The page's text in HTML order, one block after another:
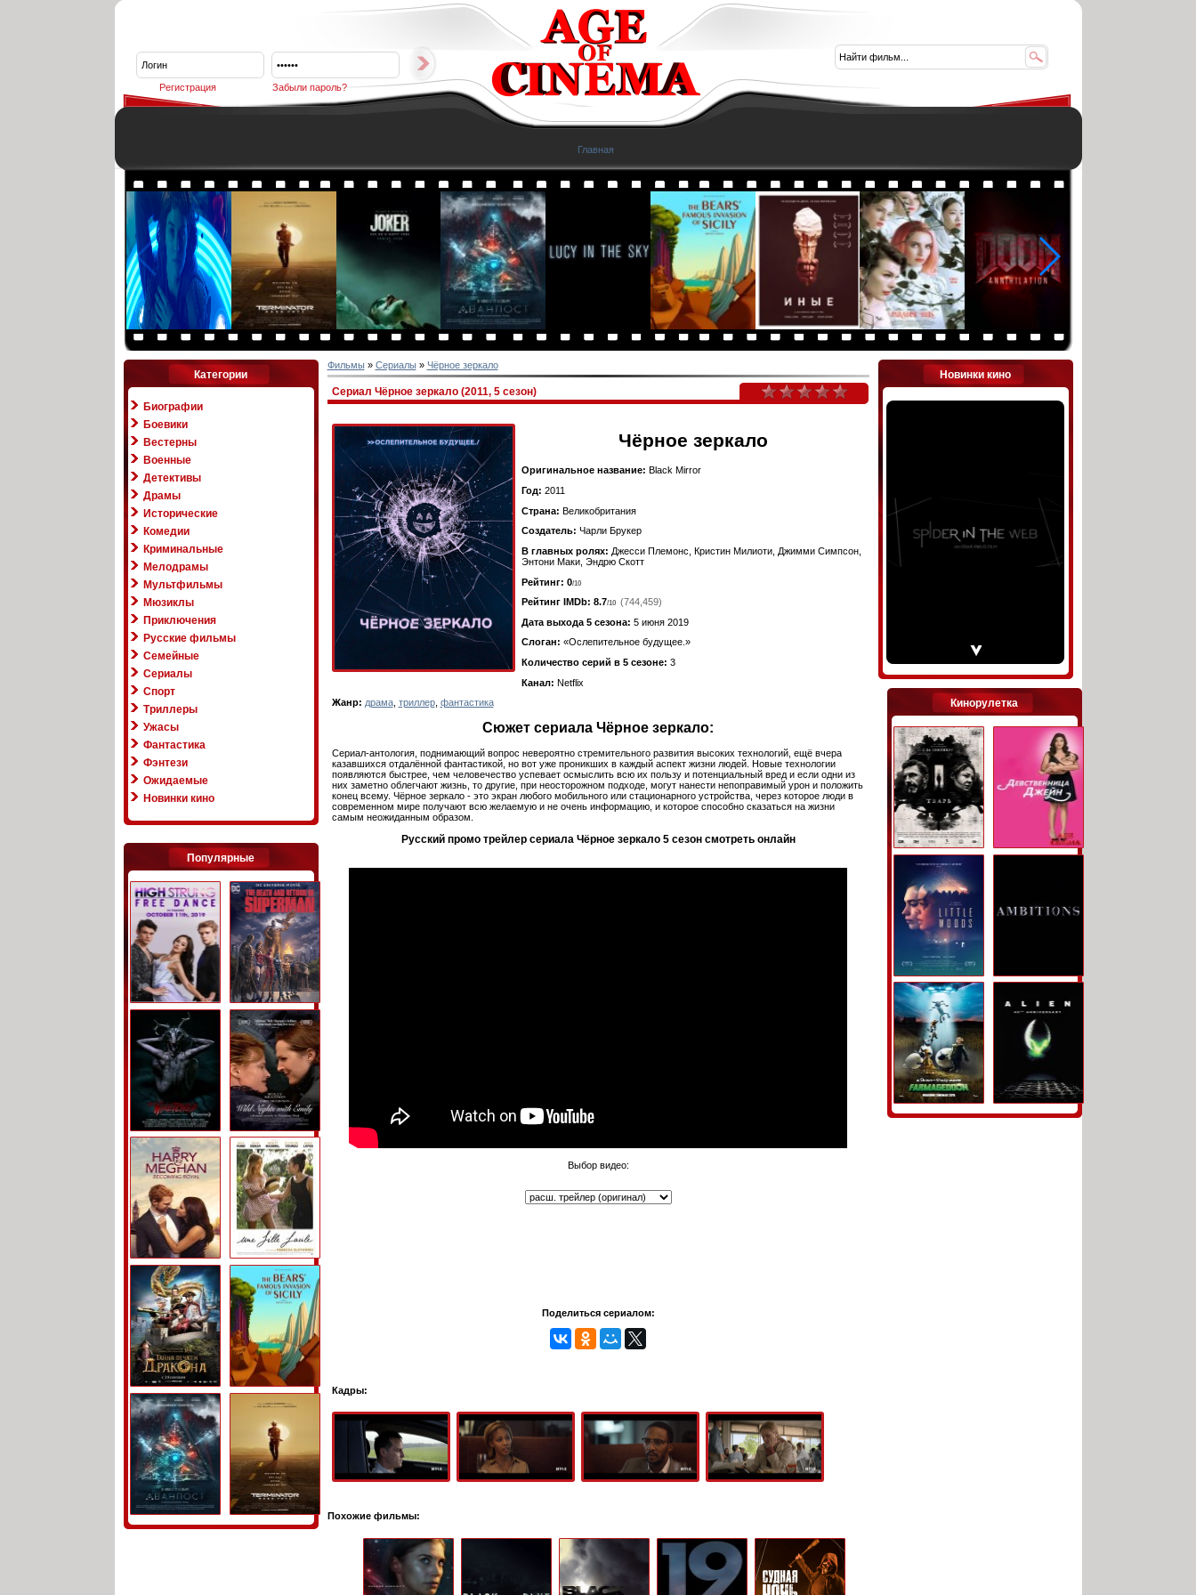
Регистрация Забыли пароль?
Главная
Категории
Биографии
Боевики
Вестерны
Военные
Детективы
Драмы
Исторические
Комедии
Криминальные
Мелодрамы
Мультфильмы
Мюзиклы
Приключения
Русские фильмы
Семейные
Сериалы
Спорт
Триллеры
Ужасы
Фантастика
Фэнтези
Ожидаемые
Новинки кино
Популярные
Фильмы» Сериалы» Чёрное зеркало
Сериал Чёрное зеркало (2011, 5 сезон)
Чёрное зеркало
Оригинальное название: Black Mirror
Год: 2011
Страна: Великобритания
Создатель: Чарли Брукер
В главных ролях: Джесси Племонс, Кристин Милиоти, Джимми Симпсон,
Энтони Маки, Эндрю Скотт
Рейтинг: 0/10
Рейтинг IMDb: 8.7/10
(744,459)
Дата выхода 5 сезона: 5 июня 2019
Слоган: «Ослепительное будущее.»
Количество серий в 5 сезоне: 3
Канал: Netflix
Жанр: драма, триллер, фантастика
Сюжет сериала Чёрное зеркало:
Сериал-антология, поднимающий вопрос невероятно стремительного развития высоких технологий, ещё вчера
казавшихся отдалённой фантастикой, но вот уже проникших в каждый аспект жизни людей. Новые технологии
появляются быстрее, чем человечество успевает осмыслить всю их пользу и потенциальный вред и если одни из
них заметно облегчают жизнь, то другие, при неосторожном подходе, могут нанести непоправимый урон и положить
конец всему. Чёрное зеркало - это экран любого мобильного или стационарного устройства, через которое люди в
современном мире получают всю желаемую и не очень информацию, и которое способно сказаться на жизни
самым неожиданным образом.
Русский промо трейлер сериала Чёрное зеркало 5 сезонсмотреть онлайн
Выбор видео:
Поделиться сериалом:
Кадры:
Похожие фильмы:
Новинки кино
Кинорулетка